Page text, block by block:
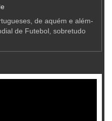
de aquém e além-
de Futebol, sobretudo